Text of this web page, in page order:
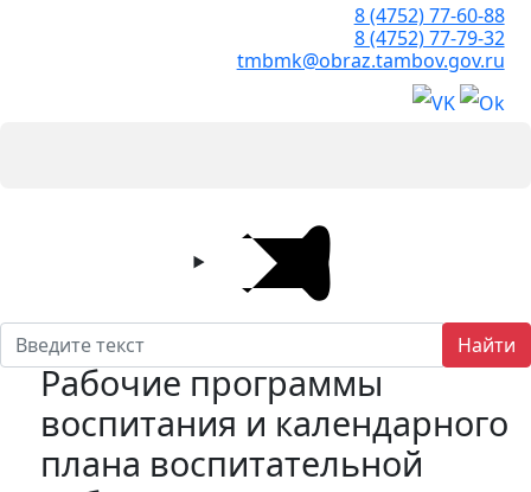
8 (4752) 77-60-88
8 (4752) 77-79-32
tmbmk@obraz.tambov.gov.ru
Найти
Рабочие программы
воспитания и календарного
плана воспитательной